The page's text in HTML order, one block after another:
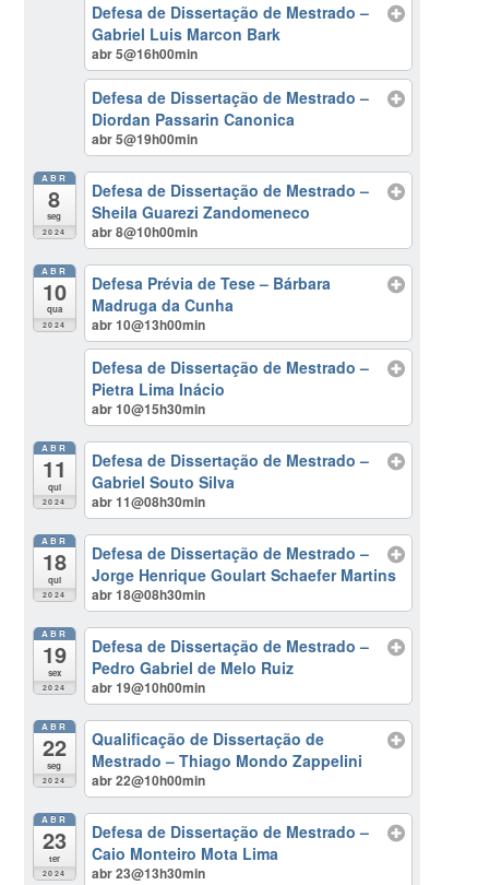
Defesa de Dissertação de Mestrado –
Gabriel Luis Marcon Bark
abr 5@16h00min
Defesa de Dissertação de Mestrado –
Diordan Passarin Canonica
abr 5@19h00min
ABR
8
seg
2024
Defesa de Dissertação de Mestrado –
Sheila Guarezi Zandomeneco
abr 8@10h00min
ABR
10
qua
2024
Defesa Prévia de Tese – Bárbara
Madruga da Cunha
abr 10@13h00min
Defesa de Dissertação de Mestrado –
Pietra Lima Inácio
abr 10@15h30min
ABR
11
qui
2024
Defesa de Dissertação de Mestrado –
Gabriel Souto Silva
abr 11@08h30min
ABR
18
qui
2024
Defesa de Dissertação de Mestrado –
Jorge Henrique Goulart Schaefer Martins
abr 18@08h30min
ABR
19
sex
2024
Defesa de Dissertação de Mestrado –
Pedro Gabriel de Melo Ruiz
abr 19@10h00min
ABR
22
seg
2024
Qualificação de Dissertação de
Mestrado – Thiago Mondo Zappelini
abr 22@10h00min
ABR
23
ter
2024
Defesa de Dissertação de Mestrado –
Caio Monteiro Mota Lima
abr 23@13h30min